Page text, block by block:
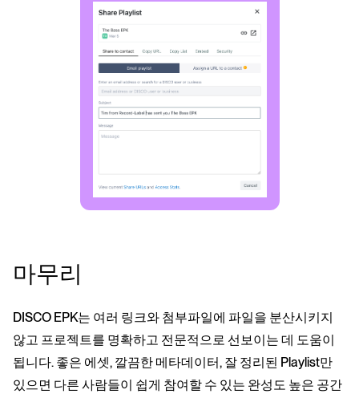
마무리
DISCO EPK는 여러 링크와 첨부파일에 파일을 분산시키지
않고 프로젝트를 명확하고 전문적으로 선보이는 데 도움이
됩니다. 좋은 에셋, 깔끔한 메타데이터, 잘 정리된 Playlist만
있으면 다른 사람들이 쉽게 참여할 수 있는 완성도 높은 공간